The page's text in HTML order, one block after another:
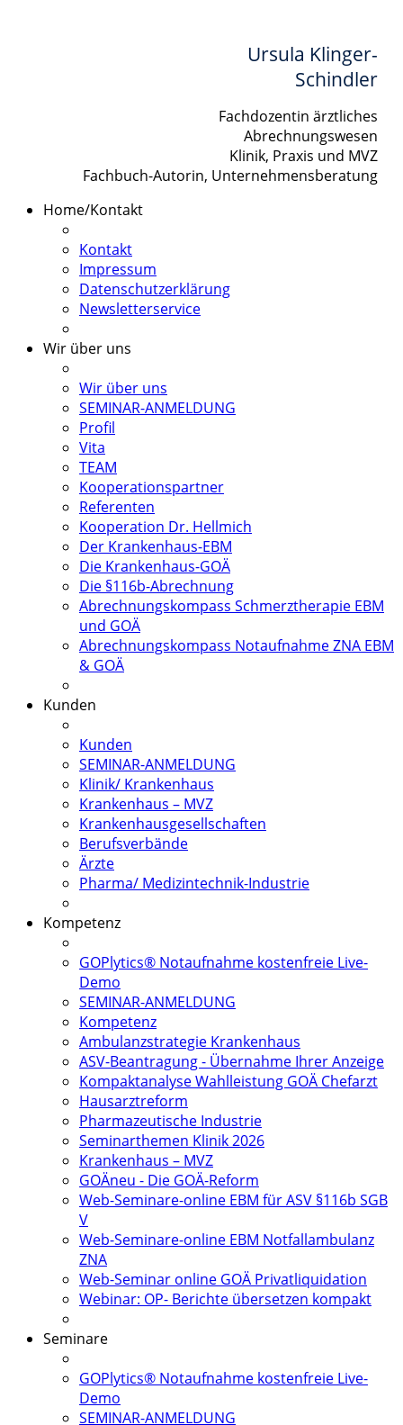
Ursula Klinger-
Schindler
Fachdozentin ärztliches
Abrechnungswesen
Klinik, Praxis und MVZ
Fachbuch-Autorin, Unternehmensberatung
Home/Kontakt
Kontakt
Impressum
Datenschutzerklärung
Newsletterservice
Wir über uns
Wir über uns
SEMINAR-ANMELDUNG
Profil
Vita
TEAM
Kooperationspartner
Referenten
Kooperation Dr. Hellmich
Der Krankenhaus-EBM
Die Krankenhaus-GOÄ
Die §116b-Abrechnung
Abrechnungskompass Schmerztherapie EBM
und GOÄ
Abrechnungskompass Notaufnahme ZNA EBM
& GOÄ
Kunden
Kunden
SEMINAR-ANMELDUNG
Klinik/ Krankenhaus
Krankenhaus – MVZ
Krankenhausgesellschaften
Berufsverbände
Ärzte
Pharma/ Medizintechnik-Industrie
Kompetenz
GOPlytics® Notaufnahme kostenfreie Live-
Demo
SEMINAR-ANMELDUNG
Kompetenz
Ambulanzstrategie Krankenhaus
ASV-Beantragung - Übernahme Ihrer Anzeige
Kompaktanalyse Wahlleistung GOÄ Chefarzt
Hausarztreform
Pharmazeutische Industrie
Seminarthemen Klinik 2026
Krankenhaus – MVZ
GOÄneu - Die GOÄ-Reform
Web-Seminare-online EBM für ASV §116b SGB
V
Web-Seminare-online EBM Notfallambulanz
ZNA
Web-Seminar online GOÄ Privatliquidation
Webinar: OP- Berichte übersetzen kompakt
Seminare
GOPlytics® Notaufnahme kostenfreie Live-
Demo
SEMINAR-ANMELDUNG